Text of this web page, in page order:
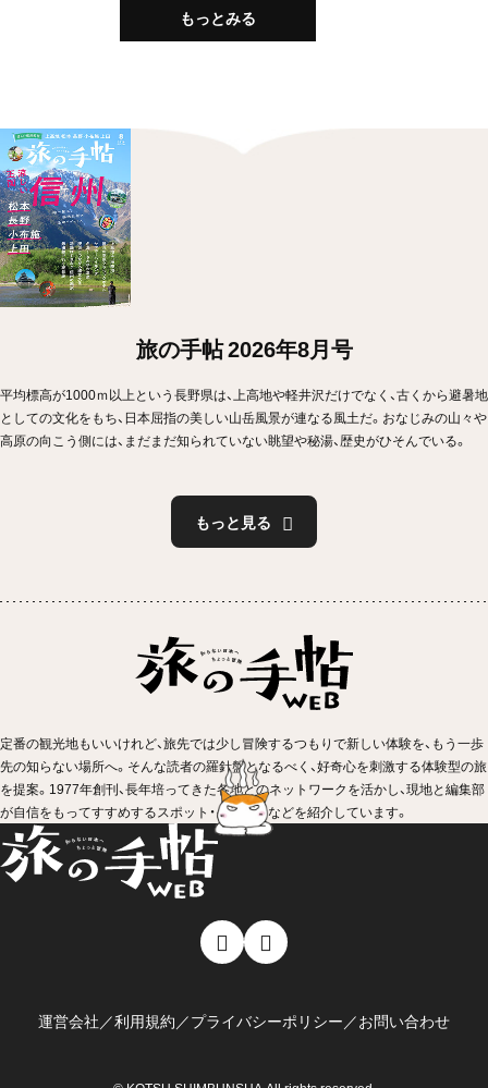
もっとみる
旅の手帖 2026年8月号
平均標高が1000ｍ以上という長野県は、上高地や軽井沢だけでなく、古くから避暑地
としての文化をもち、日本屈指の美しい山岳風景が連なる風土だ。おなじみの山々や
高原の向こう側には、まだまだ知られていない眺望や秘湯、歴史がひそんでいる。
もっと見る
定番の観光地もいいけれど、旅先では少し冒険するつもりで新しい体験を、もう一歩
先の知らない場所へ。そんな読者の羅針盤となるべく、好奇心を刺激する体験型の旅
を提案。1977年創刊、長年培ってきた各地とのネットワークを活かし、現地と編集部
が自信をもってすすめするスポット・イベントなどを紹介しています。
運営会社／利用規約／プライバシーポリシー／お問い合わせ